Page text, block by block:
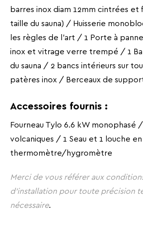
barres inox diam 12mm cintrées et
taille du sauna) / Huisserie
les règles de l'art / 1 Porte à
inox et vitrage verre trempé / 1
du sauna / 2 bancs intérieurs sur
patères inox / Berceaux de
Accessoires fournis :
Fourneau Tylo 6.6 kW monophasé
volcaniques / 1 Seau et 1 louche
thermomètre/hygromètre
Merci de vous référer aux
d'installation pour toute précision
nécessaire.